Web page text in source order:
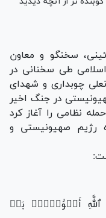
سخنگو و معاون
طی سخنانی در
چوبداری و شهدای
در جنگ اخیر
نظامی را آغاز کرد
این جنگ تحمیلی۱۲ روزه رژیم صهیونیستی و
ٱللَّهِ أَمۡوَٰتَۢاۚ بَلۡ